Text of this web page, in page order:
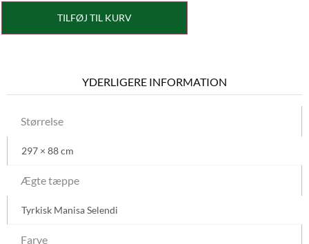
TILFØJ TIL KURV
YDERLIGERE INFORMATION
Størrelse
297 × 88 cm
Ægte tæppe
Tyrkisk Manisa Selendi
Farve